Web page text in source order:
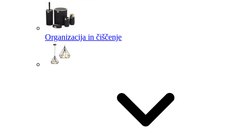
Organizacija in čiščenje